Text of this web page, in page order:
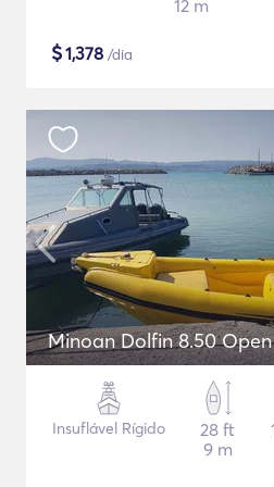
12 m
$1,378 /dia
Minoan Dolfin 8.50 Open
Insuflável Rígido
28 ft
9 m